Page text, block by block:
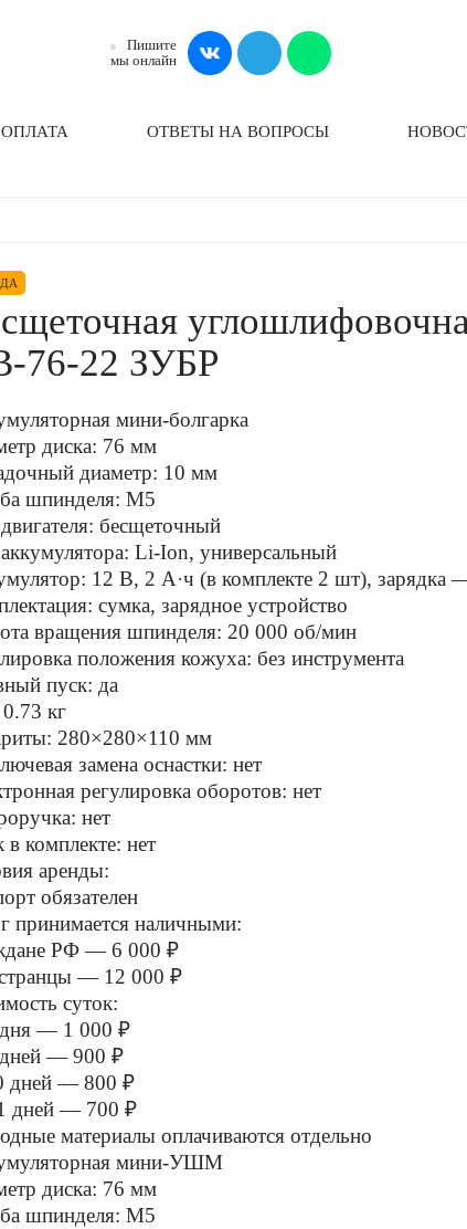
Пишите
мы онлайн
ОТВЕТЫ НА ВОПРОСЫ
76-22 ЗУБР
мини-болгарка
диска: 76 мм
диаметр: 10 мм
шпинделя: М5
бесщеточный
Li-Ion, универсальный
12 В, 2 А·ч (в комплекте 2 шт), зарядка
сумка, зарядное устройство
вращения шпинделя: 20 000 об/мин
положения кожуха: без инструмента
пуск: да
кг
280×280×110 мм
замена оснастки: нет
регулировка оборотов: нет
нет
в комплекте: нет
аренды:
обязателен
принимается наличными:
РФ — 6 000 ₽
— 12 000 ₽
суток:
— 1 000 ₽
— 900 ₽
дней — 800 ₽
дней — 700 ₽
материалы оплачиваются отдельно
мини-УШМ
диска: 76 мм
шпинделя: М5